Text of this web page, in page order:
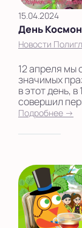
15.04.2024
День
Новости
12 апреля мы
значимых
в этот день,
совершил
Подробнее →